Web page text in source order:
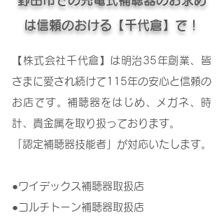
は信頼のおける【千代倉】で！
【株式会社千代倉】は明治35年創業、皆
さまに愛され続けて115年の安心と信頼の
お店です。補聴器をはじめ、メガネ、時
計、貴金属を取り扱っております。
「認定補聴器技能者」が対応いたします。
●ワイデックス補聴器取扱店
●コルチトーン補聴器取扱店